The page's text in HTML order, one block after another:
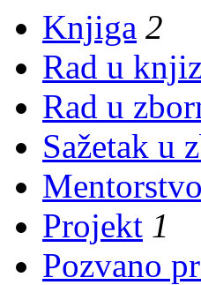
Knjiga 2
Rad u
Rad u
Sažetak u
Mentorstvo
Projekt 1
Pozvano